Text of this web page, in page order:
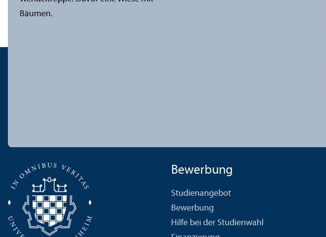
Bewerbung
Studien­angebot
Bewerbung
Hilfe bei der Studien­wahl